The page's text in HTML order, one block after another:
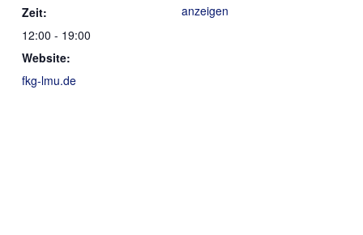
Zeit:
12:00 - 19:00
Website:
fkg-lmu.de
anzeigen